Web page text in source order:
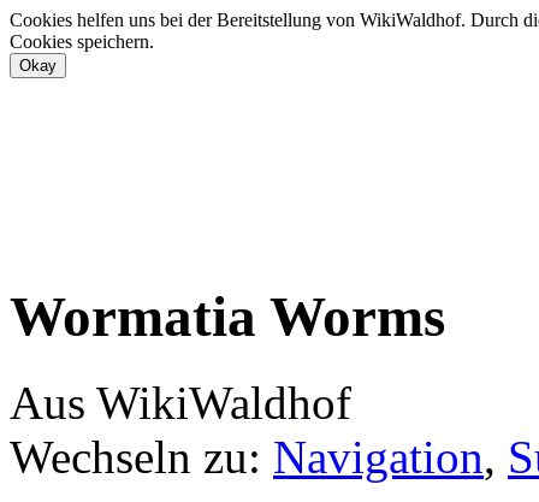
Cookies helfen uns bei der Bereitstellung von WikiWaldhof. Durch
Cookies speichern.
Wormatia Worms
Aus WikiWaldhof
Wechseln zu: Navigation,